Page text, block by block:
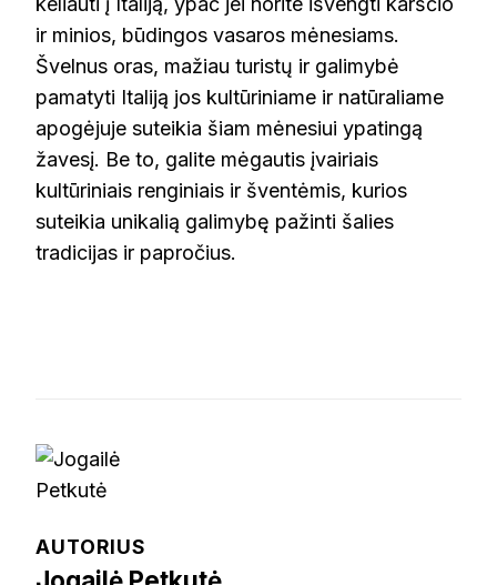
ir minios, būdingos vasaros mėnesiams.
Švelnus oras, mažiau turistų ir galimybė
pamatyti Italiją jos kultūriniame ir natūraliame
apogėjuje suteikia šiam mėnesiui ypatingą
žavesį. Be to, galite mėgautis įvairiais
kultūriniais renginiais ir šventėmis, kurios
suteikia unikalią galimybę pažinti šalies
tradicijas ir papročius.
AUTORIUS